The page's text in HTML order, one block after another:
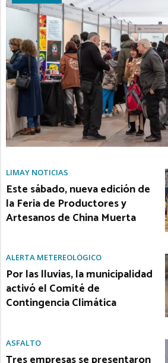
LIMAY NOTICIAS
Este sábado, nueva edición de
la Feria de Productores y
Artesanos de China Muerta
ALERTA METEREOLÓGICO
Por las lluvias, la municipalidad
activó el Comité de
Contingencia Climática
ASFALTO